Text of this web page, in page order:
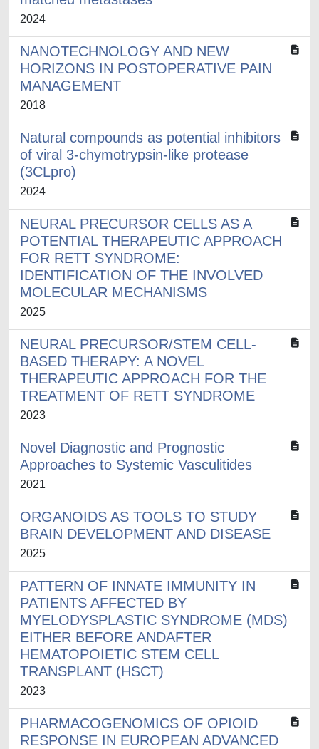
2024
NANOTECHNOLOGY AND NEW
HORIZONS IN POSTOPERATIVE PAIN
MANAGEMENT
2018
Natural compounds as potential inhibitors
of viral 3-chymotrypsin-like protease
(3CLpro)
2024
NEURAL PRECURSOR CELLS AS A
POTENTIAL THERAPEUTIC APPROACH
FOR RETT SYNDROME:
IDENTIFICATION OF THE INVOLVED
MOLECULAR MECHANISMS
2025
NEURAL PRECURSOR/STEM CELL-
BASED THERAPY: A NOVEL
THERAPEUTIC APPROACH FOR THE
TREATMENT OF RETT SYNDROME
2023
Novel Diagnostic and Prognostic
Approaches to Systemic Vasculitides
2021
ORGANOIDS AS TOOLS TO STUDY
BRAIN DEVELOPMENT AND DISEASE
2025
PATTERN OF INNATE IMMUNITY IN
PATIENTS AFFECTED BY
MYELODYSPLASTIC SYNDROME (MDS)
EITHER BEFORE ANDAFTER
HEMATOPOIETIC STEM CELL
TRANSPLANT (HSCT)
2023
PHARMACOGENOMICS OF OPIOID
RESPONSE IN EUROPEAN ADVANCED